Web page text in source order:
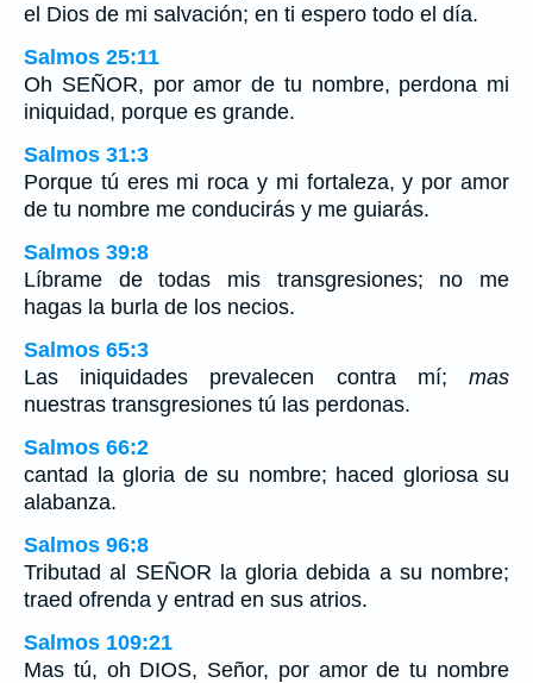
el Dios de mi salvación; en ti espero todo el día.
Salmos 25:11
Oh SEÑOR, por amor de tu nombre, perdona mi
iniquidad, porque es grande.
Salmos 31:3
Porque tú eres mi roca y mi fortaleza, y por amor
de tu nombre me conducirás y me guiarás.
Salmos 39:8
Líbrame de todas mis transgresiones; no me
hagas la burla de los necios.
Salmos 65:3
Las iniquidades prevalecen contra mí; mas
nuestras transgresiones tú las perdonas.
Salmos 66:2
cantad la gloria de su nombre; haced gloriosa su
alabanza.
Salmos 96:8
Tributad al SEÑOR la gloria debida a su nombre;
traed ofrenda y entrad en sus atrios.
Salmos 109:21
Mas tú, oh DIOS, Señor, por amor de tu nombre